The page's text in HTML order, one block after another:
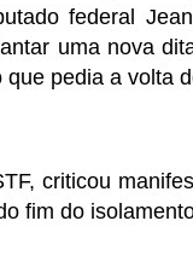
federal
uma nova
pedia a volta
criticou
fim do